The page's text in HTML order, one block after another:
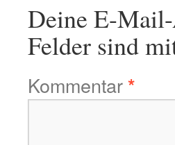
Deine E-
Felder sind
Kommentar*